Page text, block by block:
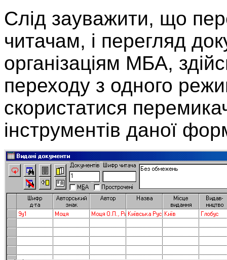
Слід зауважити, що
читачам, і перегляд
організаціям МБА,
переходу з одного
скористатися
інструментів даної